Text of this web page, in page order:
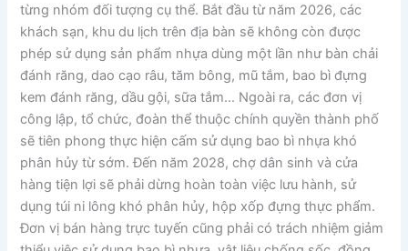
từng nhóm đối tượng cụ thể. Bắt đầu từ năm 2026, các
khách sạn, khu du lịch trên địa bàn sẽ không còn được
phép sử dụng sản phẩm nhựa dùng một lần như bàn chải
đánh răng, dao cạo râu, tăm bông, mũ tắm, bao bì đựng
kem đánh răng, dầu gội, sữa tắm… Ngoài ra, các đơn vị
công lập, tổ chức, đoàn thể thuộc chính quyền thành phố
sẽ tiên phong thực hiện cấm sử dụng bao bì nhựa khó
phân hủy từ sớm. Đến năm 2028, chợ dân sinh và cửa
hàng tiện lợi sẽ phải dừng hoàn toàn việc lưu hành, sử
dụng túi ni lông khó phân hủy, hộp xốp đựng thực phẩm.
Đơn vị bán hàng trực tuyến cũng phải có trách nhiệm giảm